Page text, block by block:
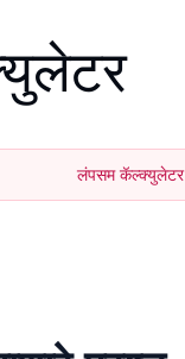
लंपसम कॅल्क्युलेटर